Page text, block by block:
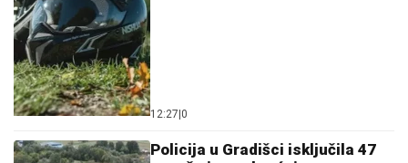
12:27 0
Policija u Gradišci isključila 47